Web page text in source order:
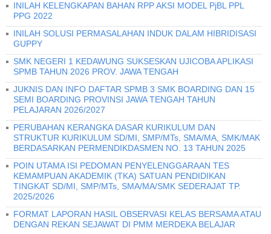
INILAH KELENGKAPAN BAHAN RPP AKSI MODEL PjBL PPL
PPG 2022
INILAH SOLUSI PERMASALAHAN INDUK DALAM HIBRIDISASI
GUPPY
SMK NEGERI 1 KEDAWUNG SUKSESKAN UJICOBA APLIKASI
SPMB TAHUN 2026 PROV. JAWA TENGAH
JUKNIS DAN INFO DAFTAR SPMB 3 SMK BOARDING DAN 15
SEMI BOARDING PROVINSI JAWA TENGAH TAHUN
PELAJARAN 2026/2027
PERUBAHAN KERANGKA DASAR KURIKULUM DAN
STRUKTUR KURIKULUM SD/MI, SMP/MTs, SMA/MA, SMK/MAK
BERDASARKAN PERMENDIKDASMEN NO. 13 TAHUN 2025
POIN UTAMA ISI PEDOMAN PENYELENGGARAAN TES
KEMAMPUAN AKADEMIK (TKA) SATUAN PENDIDIKAN
TINGKAT SD/MI, SMP/MTs, SMA/MA/SMK SEDERAJAT TP.
2025/2026
FORMAT LAPORAN HASIL OBSERVASI KELAS BERSAMA ATAU
DENGAN REKAN SEJAWAT DI PMM MERDEKA BELAJAR